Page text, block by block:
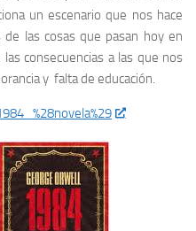
un escenario que nos hace
las cosas que pasan hoy en
consecuencias a las que nos
y falta de educación.